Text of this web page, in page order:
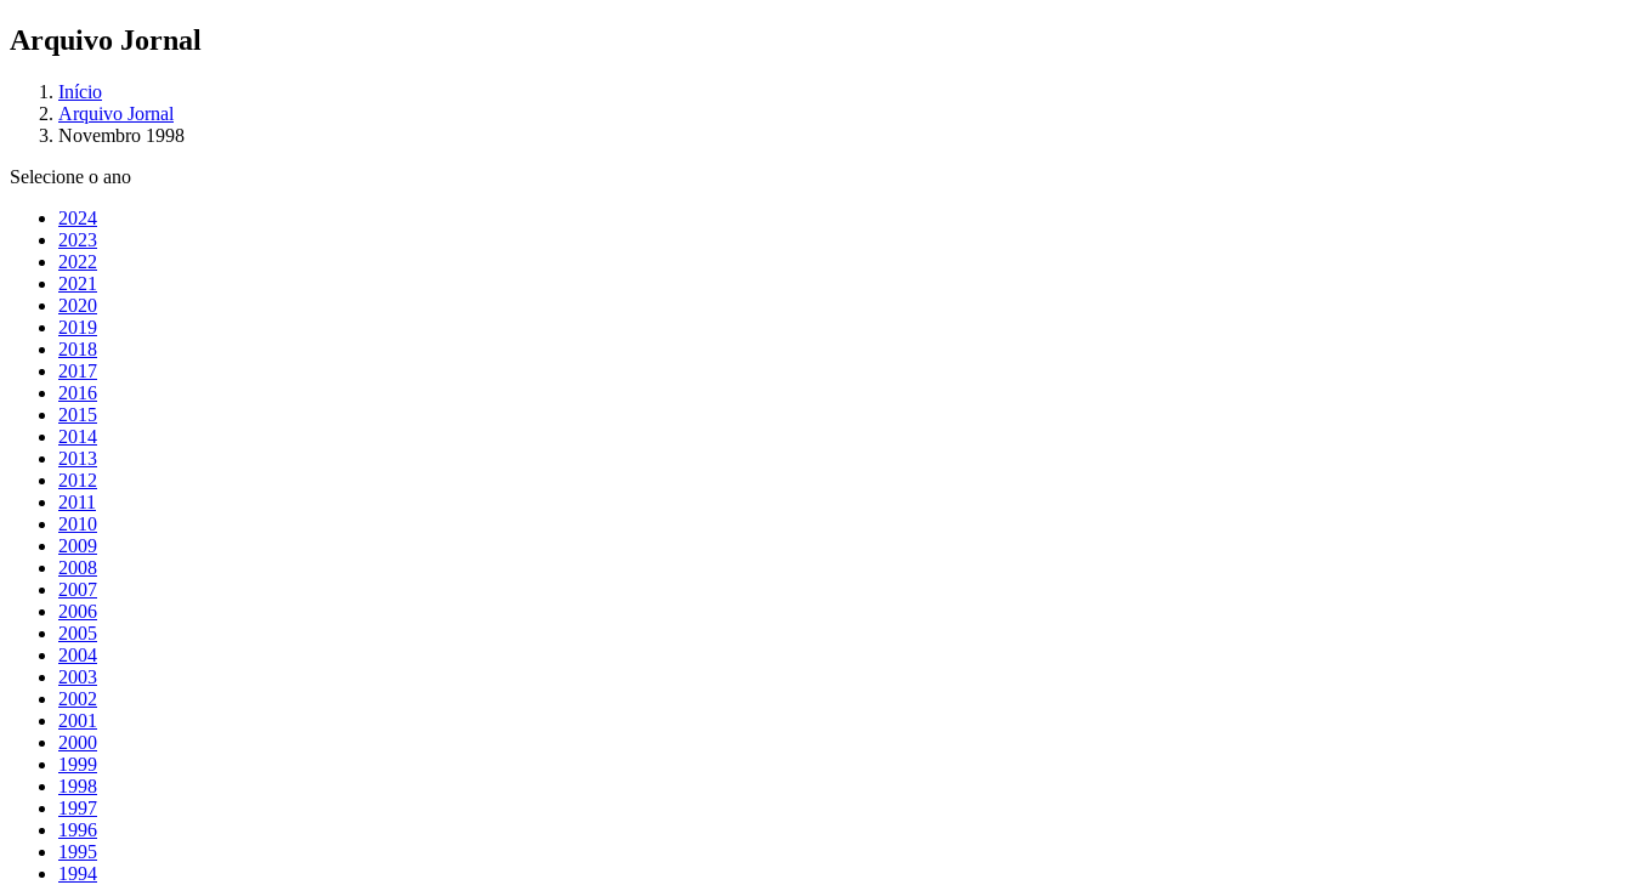
Arquivo Jornal
Início
Arquivo Jornal
Novembro 1998
Selecione o ano
2024
2023
2022
2021
2020
2019
2018
2017
2016
2015
2014
2013
2012
2011
2010
2009
2008
2007
2006
2005
2004
2003
2002
2001
2000
1999
1998
1997
1996
1995
1994